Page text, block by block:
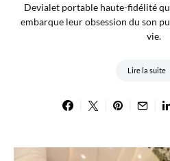
Devialet portable haute-fidélité
embarque leur obsession du son
vie.
Lire la suite